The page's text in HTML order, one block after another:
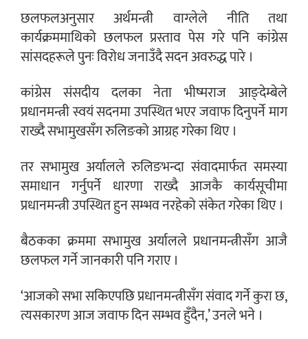
छलफलअनुसार अर्थमन्त्री वाग्लेले नीति तथा
कार्यक्रममाथिको छलफल प्रस्ताव पेस गरे पनि कांग्रेस
सांसदहरूले पुनः विरोध जनाउँदै सदन अवरुद्ध पारे ।
कांग्रेस संसदीय दलका नेता भीष्मराज आङ्देम्बेले
प्रधानमन्त्री स्वयं सदनमा उपस्थित भएर जवाफ दिनुपर्ने माग
राख्दै सभामुखसँग रुलिङको आग्रह गरेका थिए ।
तर सभामुख अर्यालले रुलिङभन्दा संवादमार्फत समस्या
समाधान गर्नुपर्ने धारणा राख्दै आजकै कार्यसूचीमा
प्रधानमन्त्री उपस्थित हुन सम्भव नरहेको संकेत गरेका थिए ।
बैठकका क्रममा सभामुख अर्यालले प्रधानमन्त्रीसँग आजै
छलफल गर्ने जानकारी पनि गराए ।
‘आजको सभा सकिएपछि प्रधानमन्त्रीसँग संवाद गर्ने कुरा छ,
त्यसकारण आज जवाफ दिन सम्भव हुँदैन,’ उनले भने ।